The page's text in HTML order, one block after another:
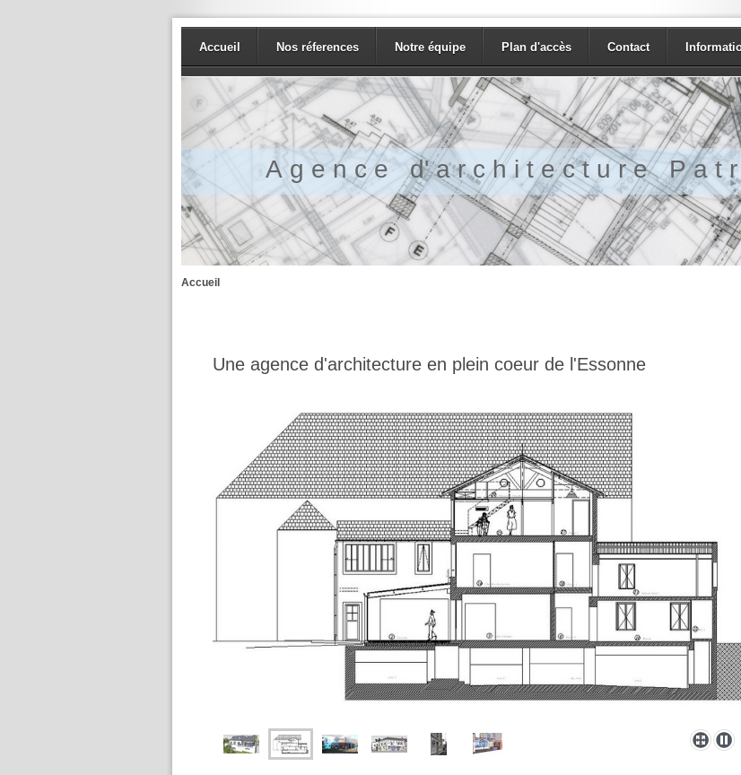
Accueil Nos réferences Notre équipe Plan d'accès Contact
A g e n c e d' a r c h i t e c t u r e P a t
Accueil
Une agence d'architecture en plein coeur de l'Essonne